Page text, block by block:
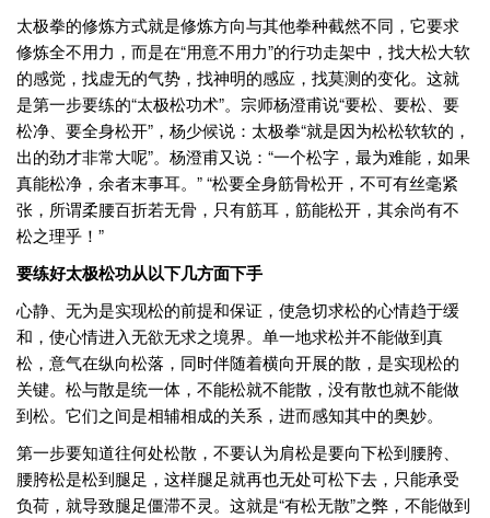
太极拳的修炼方式就是修炼方向与其他拳种截然不同，它要求
修炼全不用力，而是在“用意不用力”的行功走架中，找大松大软
的感觉，找虚无的气势，找神明的感应，找莫测的变化。这就
是第一步要练的“太极松功术”。宗师杨澄甫说“要松、要松、要
松净、要全身松开”，杨少候说：太极拳“就是因为松松软软的，
出的劲才非常大呢”。杨澄甫又说：“一个松字，最为难能，如果
真能松净，余者末事耳。” “松要全身筋骨松开，不可有丝毫紧
张，所谓柔腰百折若无骨，只有筋耳，筋能松开，其余尚有不
松之理乎！”
要练好太极松功从以下几方面下手
心静、无为是实现松的前提和保证，使急切求松的心情趋于缓
和，使心情进入无欲无求之境界。单一地求松并不能做到真
松，意气在纵向松落，同时伴随着横向开展的散，是实现松的
关键。松与散是统一体，不能松就不能散，没有散也就不能做
到松。它们之间是相辅相成的关系，进而感知其中的奥妙。
第一步要知道往何处松散，不要认为肩松是要向下松到腰胯、
腰胯松是松到腿足，这样腿足就再也无处可松下去，只能承受
负荷，就导致腿足僵滞不灵。这就是“有松无散”之弊，不能做到